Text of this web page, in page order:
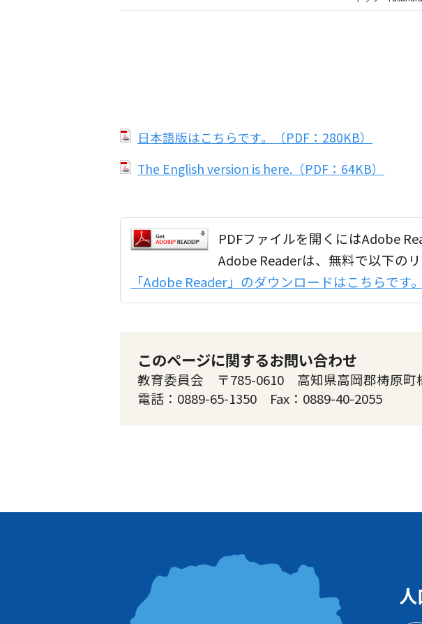
日本語版はこちらです。（PDF：280KB）
The English version is here.（PDF：64KB）
PDFファイルを開くにはAdobe
Adobe Readerは、無料で以下の
「Adobe Reader」のダウンロードはこちらです。
このページに関するお問い合わせ
教育委員会 〒785-0610 高知県高岡郡梼原町
電話：0889-65-1350 Fax：0889-40-2055